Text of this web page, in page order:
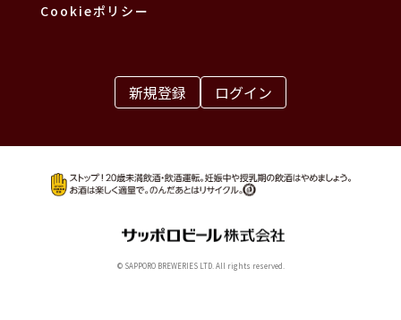
Cookieポリシー
新規登録 ログイン
© SAPPORO BREWERIES LTD. All rights reserved.